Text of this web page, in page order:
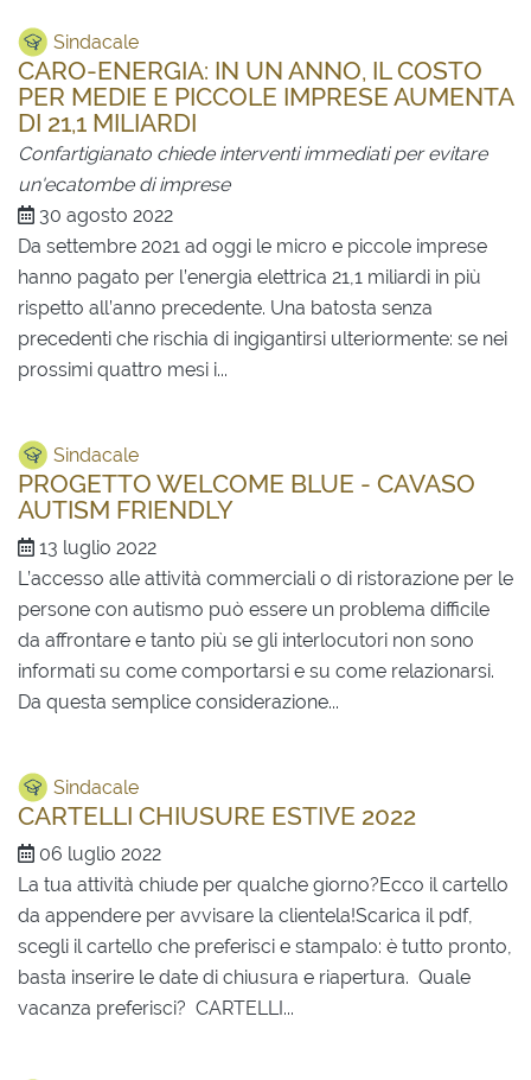
Sindacale
CARO-ENERGIA: IN UN ANNO, IL COSTO
PER MEDIE E PICCOLE IMPRESE AUMENTA
DI 21,1 MILIARDI
Confartigianato chiede interventi immediati per evitare
un'ecatombe di imprese
30 agosto 2022
Da settembre 2021 ad oggi le micro e piccole imprese
hanno pagato per l’energia elettrica 21,1 miliardi in più
rispetto all’anno precedente. Una batosta senza
precedenti che rischia di ingigantirsi ulteriormente: se nei
prossimi quattro mesi i...
Sindacale
PROGETTO WELCOME BLUE - CAVASO
AUTISM FRIENDLY
13 luglio 2022
L’accesso alle attività commerciali o di ristorazione per le
persone con autismo può essere un problema difficile
da affrontare e tanto più se gli interlocutori non sono
informati su come comportarsi e su come relazionarsi.
Da questa semplice considerazione...
Sindacale
CARTELLI CHIUSURE ESTIVE 2022
06 luglio 2022
La tua attività chiude per qualche giorno?Ecco il cartello
da appendere per avvisare la clientela!Scarica il pdf,
scegli il cartello che preferisci e stampalo: è tutto pronto,
basta inserire le date di chiusura e riapertura. Quale
vacanza preferisci? CARTELLI...